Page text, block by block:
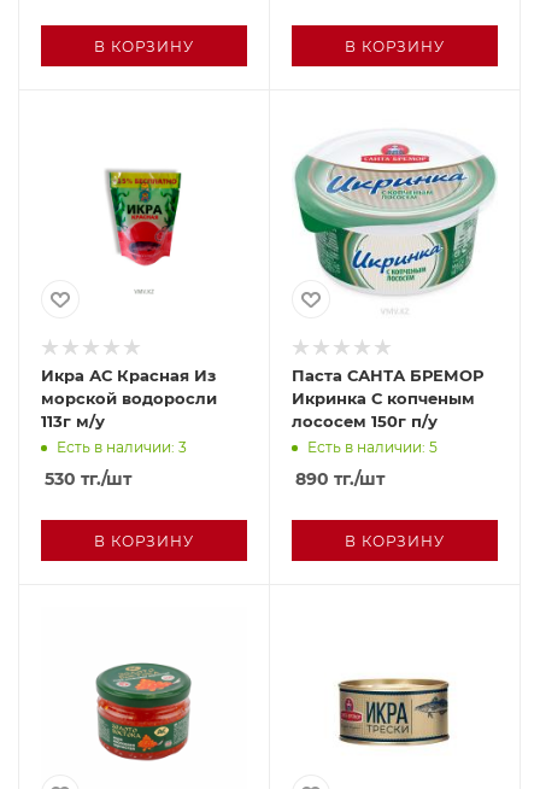
В КОРЗИНУ В КОРЗИНУ
Икра АС Красная Из
морской водоросли
113г м/у
Есть в наличии: 3
530 тг./шт
В КОРЗИНУ
Паста САНТА БРЕМОР
Икринка С копченым
лососем 150г п/у
Есть в наличии: 5
890 тг./шт
В КОРЗИНУ